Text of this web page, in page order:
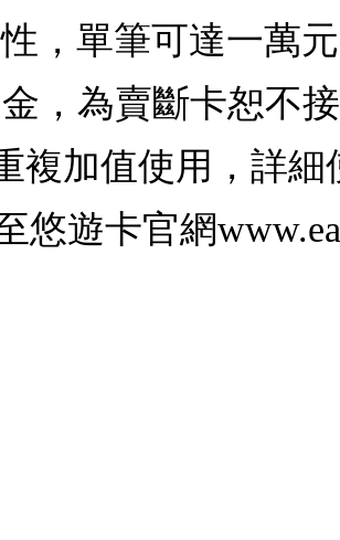
，單筆可達一萬
，為賣斷卡恕不
複加值使用，詳
遊卡官網